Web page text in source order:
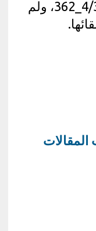
محمد البشير الإبراهيمي 4/360_362، ولم
المقالات